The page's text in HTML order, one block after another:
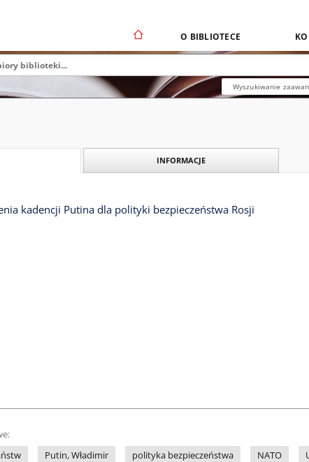
O BIBLIOTECE
Wyszukiwanie
INFORMACJE
kadencji Putina dla polityki bezpieczeństwa Rosji
Putin, Władimir polityka bezpieczeństwa NATO